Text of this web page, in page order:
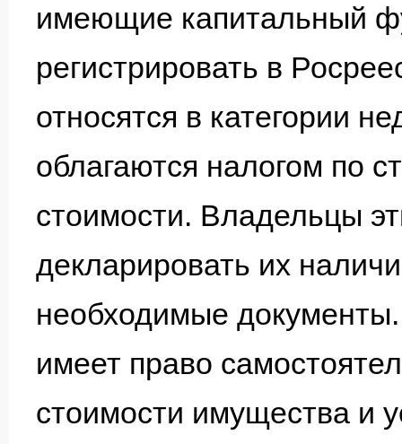
имеющие капитальный
регистрировать в
относятся в категории
облагаются налогом по
стоимости. Владельцы
декларировать их
необходимые
имеет право
стоимости имущества и